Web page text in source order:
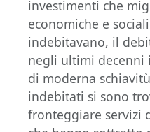
investimenti che
economiche e
indebitavano, il
negli ultimi decenni
di moderna
indebitati si sono
fronteggiare servizi